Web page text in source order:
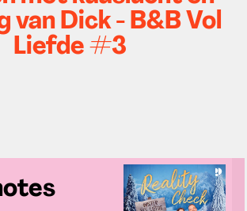
van Dick - B&B Vol
Liefde #3